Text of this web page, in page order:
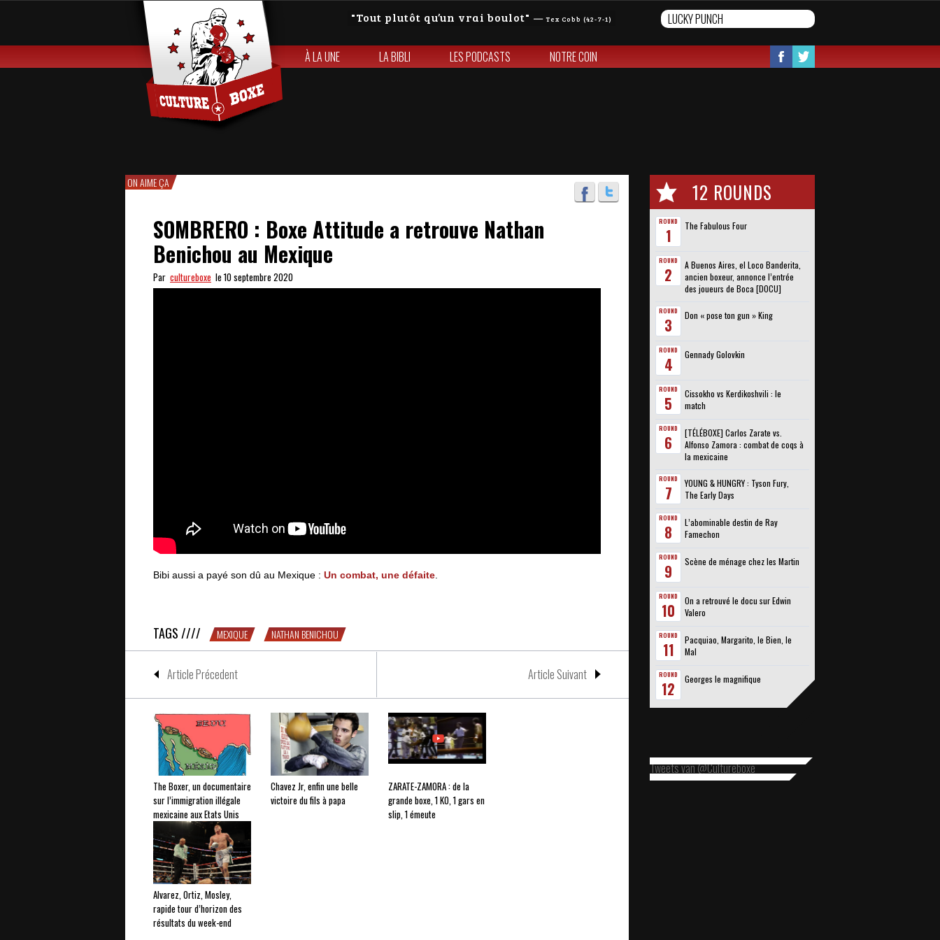
Tout plutôt qu’un vrai boulot — Tex Cobb (42-7-1)
À LA UNE LA BIBLI LES PODCASTS NOTRE COIN
12 ROUNDS
ROUND
1 The Fabulous Four
ROUND
2
A Buenos Aires, el Loco Banderita,
ancien boxeur, annonce l’entrée
des joueurs de Boca [DOCU]
ROUND
3 Don « pose ton gun » King
ROUND
4 Gennady Golovkin
ROUND
5
Cissokho vs Kerdikoshvili : le
match
ROUND
6
[TÉLÉBOXE] Carlos Zarate vs.
Alfonso Zamora : combat de coqs à
la mexicaine
ROUND
7
YOUNG & HUNGRY : Tyson Fury,
The Early Days
ROUND
8
L’abominable destin de Ray
Famechon
ROUND
9 Scène de ménage chez les Martin
ROUND
10
On a retrouvé le docu sur Edwin
Valero
ROUND
11
Pacquiao, Margarito, le Bien, le
Mal
ROUND
12 Georges le magnifique
Tweets van @Cultureboxe
ON AIME ÇA
SOMBRERO : Boxe Attitude a retrouve Nathan
Benichou au Mexique
Par cultureboxe le 10 septembre 2020
Bibi aussi a payé son dû au Mexique : Un combat, une défaite
TAGS //// MEXIQUE NATHAN BENICHOU
Article Précedent Article Suivant
The Boxer, un documentaire
sur l’immigration illégale
mexicaine aux Etats Unis
Chavez Jr, enfin une belle
victoire du fils à papa
ZARATE-ZAMORA : de la
grande boxe, 1 KO, 1 gars en
slip, 1 émeute
Alvarez, Ortiz, Mosley,
rapide tour d’horizon des
résultats du week-end